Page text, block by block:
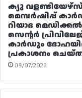
ക്യു
മെമ്പർഷിപ്പ്
റിയാദ മെഡിക്കൽ
സെന്റർ
കാർഡും
പ്രകാശനം
09/07/2026